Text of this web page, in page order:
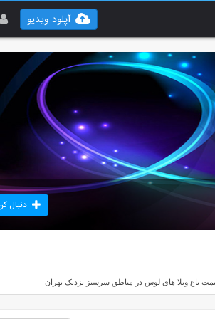
آپلود ویدیو
دنبال
باغ ویلا های لوس در مناطق سرسبز نزدیک تهران